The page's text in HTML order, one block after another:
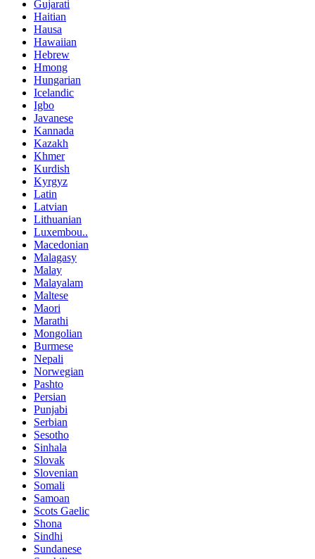
Gujarati
Haitian
Hausa
Hawaiian
Hebrew
Hmong
Hungarian
Icelandic
Igbo
Javanese
Kannada
Kazakh
Khmer
Kurdish
Kyrgyz
Latin
Latvian
Lithuanian
Luxembou..
Macedonian
Malagasy
Malay
Malayalam
Maltese
Maori
Marathi
Mongolian
Burmese
Nepali
Norwegian
Pashto
Persian
Punjabi
Serbian
Sesotho
Sinhala
Slovak
Slovenian
Somali
Samoan
Scots Gaelic
Shona
Sindhi
Sundanese